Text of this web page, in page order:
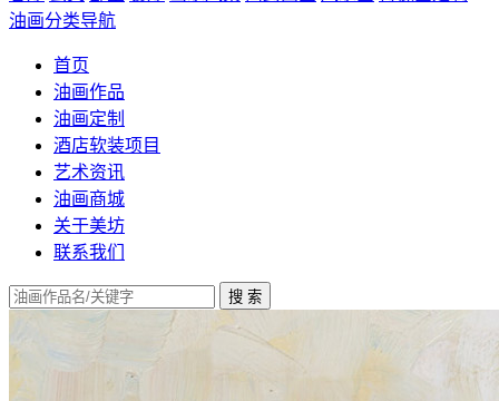
油画分类导航
首页
油画作品
油画定制
酒店软装项目
艺术资讯
油画商城
关于美坊
联系我们